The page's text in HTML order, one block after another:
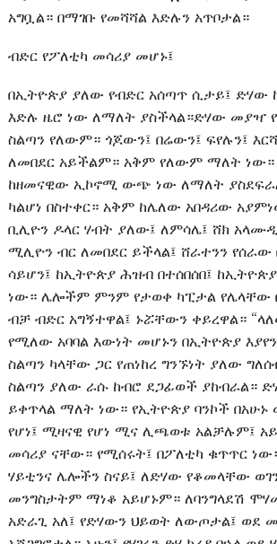
አግቧል። በማገቡ የመሻሻል እድሉን አጥቦታል።
ብድር የፖለቲካ መሳሪያ መሆኑ፤
በኢትዮጵያ ያለው የብድር አሰጣጥ ሲታይ፤ ድሃው
እድሉ ዜሮ ነው ለማለት ያስችላል።ድሃው መያዣ
ስልጣን የለውም። ጎጆውን፤ በሬውን፤ ፍየሉን፤
ለመበደር አይችልም። አቅም የለውም ማለት ነው።
ከዘመናዊው ኢኮኖሚ ውጭ ነው ለማለት
ካልሆነ በስተቀር። አቅም ከሌለው አበዳሪው
ቢሊዮን ዶላር ሃብት ያለው፤ ለምሳሌ፤ ሸክ
ሚሊዮን ብር ለመበደር ይችላል፤ ሸራተንን የሰራው
ሳይሆን፤ ከኢትዮጵያ ሕዝብ በተሰበሰበ፤
ነው። ሌሎችም ምንም የታወቀ ካፒታል የሌላቸው
ብቻ ብድር አግኝተዋል፤ ኑሯቸውን ቀይረዋል።
የሚለው አባባል እውነት መሆኑን በኢትዮጵያ
ስልጣን ካላቸው ጋር የጠነከረ ግንኙነት ያለው
ስልጣን ያለው ራሱ ከብሮ ደጋፊወች ያከብራል።
ይቀጥላል ማለት ነው። የኢትዮጵያ ባንኮች
የሆነ፤ ሚዛናዊ የሆነ ሚና ሊጫወቱ አልቻሉም፤
መሳሪያ ናቸው። የሚሰሩት፤ በፖለቲካ ቁጥጥር ነው።
ሃይቲንና ሌሎችን ስናይ፤ ለድሃው የቆመላቸው ወገን
መንግስታትም ማነቆ አይሆኑም። ለባንግላደሽ
አድራጊ አለ፤ የድሃውን ህይወት ለውጦታል፤ ወደ